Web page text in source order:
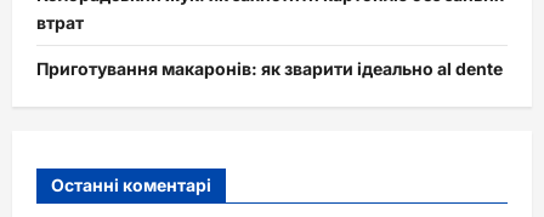
втрат
Приготування макаронів: як зварити ідеально al dente
Останні коментарі